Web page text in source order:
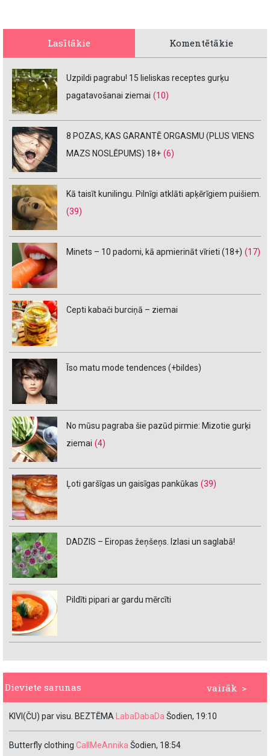
Lasītākie Komentētākie
Uzpildi pagrabu! 15 lieliskas receptes gurķu
pagatavošanai ziemai (10)
8 POZAS, KAS GARANTĒ ORGASMU (PLUS VIENS
MAZS NOSLĒPUMS) 18+ (6)
Kā taisīt kunilingu. Pilnīgi atklāti apķērīgiem puišiem.
(39)
Minets – 10 padomi, kā apmierināt vīrieti (18+) (17)
Cepti kabači burciņā – ziemai
Īso matu mode tendences (+bildes)
No mūsu pagraba šie pazūd pirmie: Mizotie gurķi
ziemai (4)
Ļoti garšīgas un gaisīgas pankūkas (39)
DADZIS – Eiropas žeņšeņs. Izlasi un saglabā!
Pildīti pipari ar gardu mērcīti
vairāk >
Dieviete sarunas
KIVI(ČU) par visu. BEZTĒMA LabaDabaDa Šodien, 19:10
Butterfly clothing CallMeAnnika Šodien, 18:54